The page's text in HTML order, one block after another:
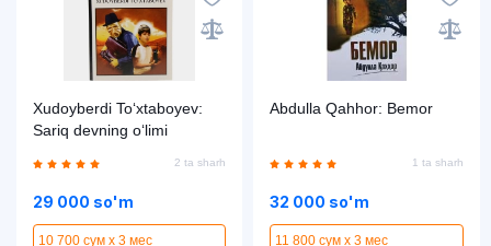
Xudoyberdi To‘xtaboyev:
Sariq devning o‘limi
2 ta sharh
29 000 so'm
10 700 сум x 3 мес
Abdulla Qahhor: Bemor
1 ta sharh
32 000 so'm
11 800 сум x 3 мес